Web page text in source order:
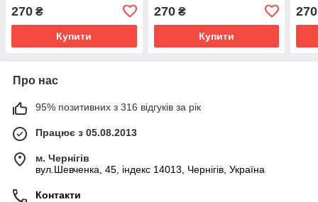
270 ₴
Купити
270₴
Купити
270
Про нас
95% позитивних з 316 відгуків за рік
Працює з 05.08.2013
м. Чернігів
вул.Шевченка, 45, індекс 14013, Чернігів, Україна
Контакти